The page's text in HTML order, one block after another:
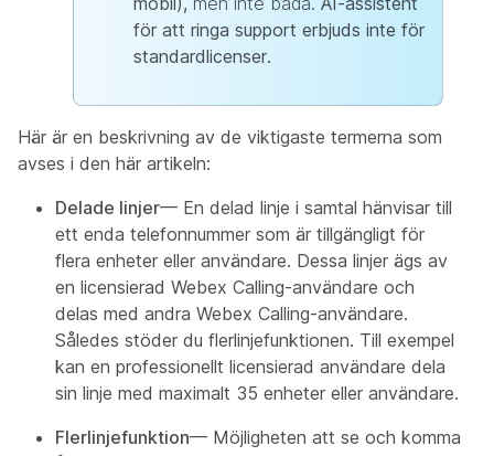
för att ringa support erbjuds inte för
standardlicenser.
Här är en beskrivning av de viktigaste termerna som
avses i den här artikeln:
Delade linjer— En delad linje i samtal hänvisar till
ett enda telefonnummer som är tillgängligt för
flera enheter eller användare. Dessa linjer ägs av
en licensierad Webex Calling-användare och
delas med andra Webex Calling-användare.
Således stöder du flerlinjefunktionen. Till exempel
kan en professionellt licensierad användare dela
sin linje med maximalt 35 enheter eller användare.
Flerlinjefunktion— Möjligheten att se och komma